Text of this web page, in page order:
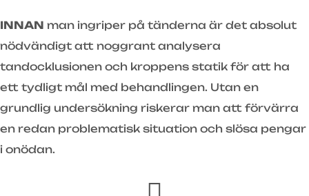
INNAN man ingriper på tänderna är det absolut
nödvändigt att noggrant analysera
tandocklusionen och kroppens statik för att ha
ett tydligt mål med behandlingen. Utan en
grundlig undersökning riskerar man att förvärra
en redan problematisk situation och slösa pengar
i onödan.